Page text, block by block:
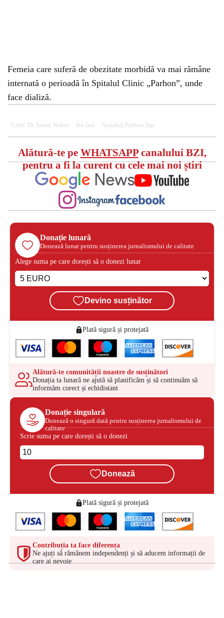
Femeia care suferă de obezitate morbidă va mai rămâne
internată o perioadă în Spitalul Clinic „Parhon”, unde
face dializă.
Conf. Dr. Ionuț Nistor Isu Iasi Spitalul Parhon Iaşi
Alătură-te pe WHATSAPPcanalului BZI,
pentru a fi la curent cu cele mai noi știri
Donație lunară
Donează lunar pentru susținerea jurnalismului de calitate
Alege suma pe care dorești să o donezi lunar
Devino susținător
Plată sigură și protejată
Alătură-te comunității noastre de susținători
Donația ta lunară ne ajută să planificăm și să continuăm să
informăm corect și echidistant
Donație singulară
Donează o singură dată pentru susținerea jurnalismului de
calitate
Scrie suma pe care dorești să o donezi
Donează
Plată sigură și protejată
Contribuția ta face diferența
Ne ajuți să rămânem independenți și să aducem informații de
care ai nevoie